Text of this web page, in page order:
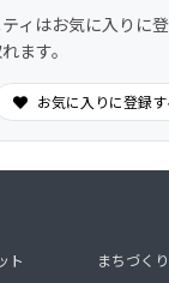
気軽に質問OK。日
ィはお気に入りに
ます。
お気に入りに登録す
ト
まちづく